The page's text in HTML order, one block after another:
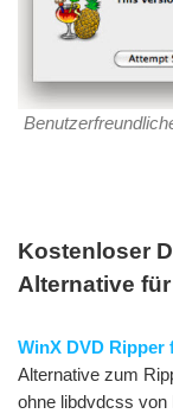
Kostenloser
Alternative
WinX DVD Ripper
Alternative zum
ohne libdvdcss von